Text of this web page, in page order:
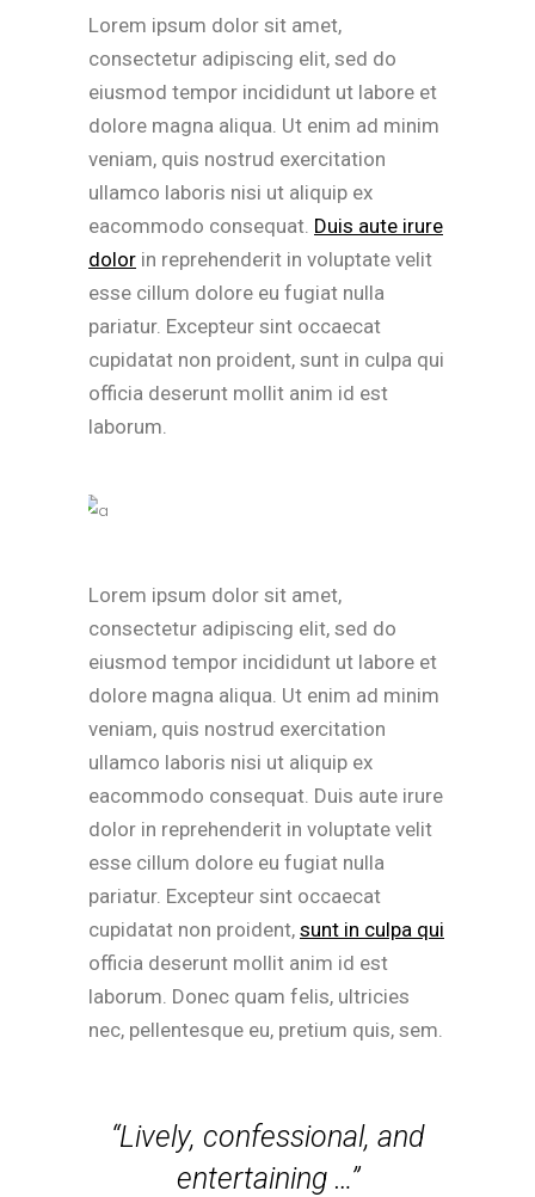
Lorem ipsum dolor sit amet,
consectetur adipiscing elit, sed do
eiusmod tempor incididunt ut labore et
dolore magna aliqua. Ut enim ad minim
veniam, quis nostrud exercitation
ullamco laboris nisi ut aliquip ex
eacommodo consequat. Duis aute irure
dolor in reprehenderit in voluptate velit
esse cillum dolore eu fugiat nulla
pariatur. Excepteur sint occaecat
cupidatat non proident, sunt in culpa qui
officia deserunt mollit anim id est
laborum.
Lorem ipsum dolor sit amet,
consectetur adipiscing elit, sed do
eiusmod tempor incididunt ut labore et
dolore magna aliqua. Ut enim ad minim
veniam, quis nostrud exercitation
ullamco laboris nisi ut aliquip ex
eacommodo consequat. Duis aute irure
dolor in reprehenderit in voluptate velit
esse cillum dolore eu fugiat nulla
pariatur. Excepteur sint occaecat
cupidatat non proident, sunt in culpa qui
officia deserunt mollit anim id est
laborum. Donec quam felis, ultricies
nec, pellentesque eu, pretium quis, sem.
“Lively, confessional, and
entertaining …”